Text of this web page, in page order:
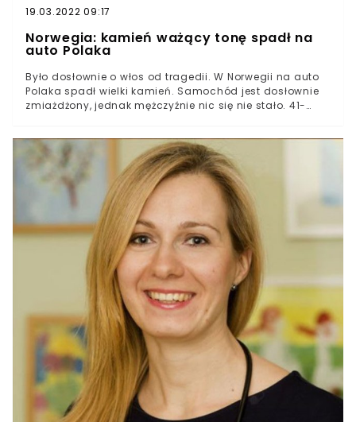
19.03.2022 09:17
Norwegia: kamień ważący tonę spadł na
auto Polaka
Było dosłownie o włos od tragedii. W Norwegii na auto
Polaka spadł wielki kamień. Samochód jest dosłownie
zmiażdżony, jednak mężczyźnie nic się nie stało. 41-
kierowca wyszedł z wypadku bez szwanku. Do
niecodziennej sytuacji doszło w Norwegii.Do zdarzenia
doszło w czwartek. Nikt nie ukrywa, że w tym
stwierdzenie, iż od tragedii dzielił 41-latka dosłownie
włos: nie jest nadużyciem.